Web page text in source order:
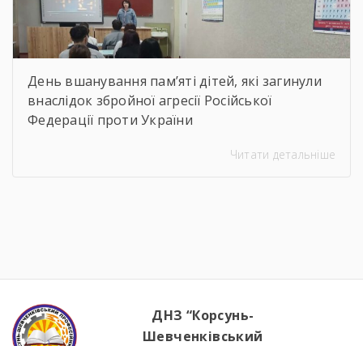
День вшанування пам’яті дітей, які загинули
внаслідок збройної агресії Російської
Федерації проти України
Читати детальніше
ДНЗ “Корсунь-
Шевченківський